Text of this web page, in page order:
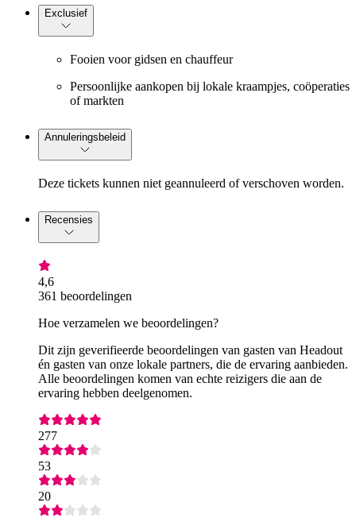
Exclusief
Fooien voor gidsen en chauffeur
Persoonlijke aankopen bij lokale kraampjes, coöperaties
of markten
Annuleringsbeleid
Deze tickets kunnen niet geannuleerd of verschoven worden.
Recensies
4,6
361 beoordelingen
Hoe verzamelen we beoordelingen?
Dit zijn geverifieerde beoordelingen van gasten van Headout
én gasten van onze lokale partners, die de ervaring aanbieden.
Alle beoordelingen komen van echte reizigers die aan de
ervaring hebben deelgenomen.
277
53
20